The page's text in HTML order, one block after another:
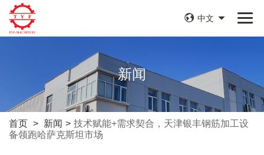
中文
新闻
首页 > 新闻 > 技术赋能+需求契合，天津银丰钢筋加工设
备领跑哈萨克斯坦市场